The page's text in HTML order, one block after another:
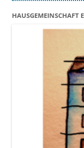
HAUSGEMEINSCHAFT